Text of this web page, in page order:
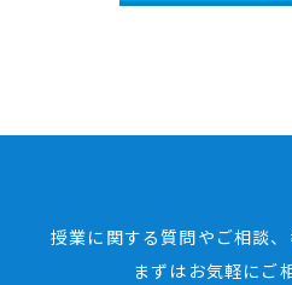
授業に関する質問やご相談、
まずはお気軽にご